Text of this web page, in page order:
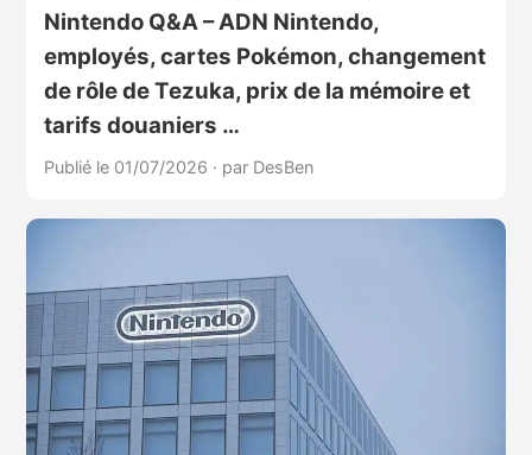
Nintendo Q&A – ADN Nintendo,
employés, cartes Pokémon, changement
de rôle de Tezuka, prix de la mémoire et
tarifs douaniers …
Publié le 01/07/2026 · par DesBen